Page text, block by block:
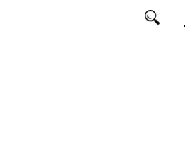
Перейти к основному